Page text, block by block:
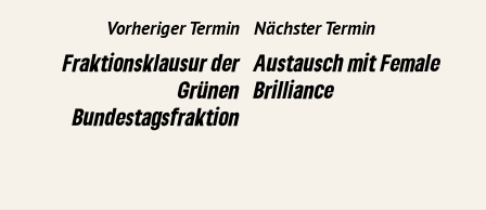
Vorheriger Termin
Fraktionsklausur der
Grünen
Bundestagsfraktion
Nächster Termin
Austausch mit Female
Brilliance